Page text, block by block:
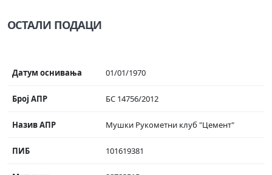
ОСТАЛИ ПОДАЦИ
Датум оснивања 01/01/1970
Број АПР БС 14756/2012
Назив АПР Мушки Рукометни клуб "Цемент"
ПИБ 101619381